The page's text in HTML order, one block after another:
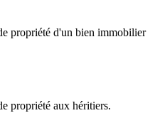
propriété d'un bien immobilier
propriété aux héritiers.